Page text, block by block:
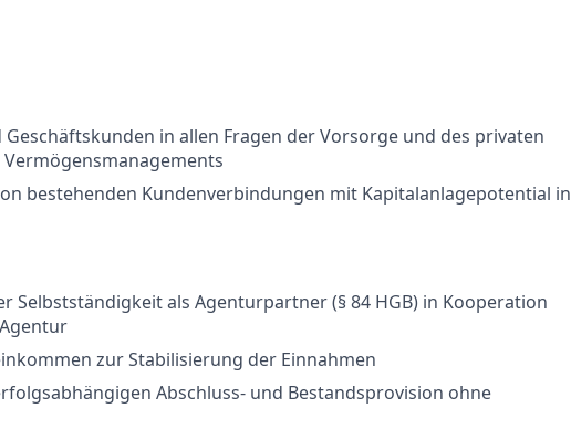
in allen Fragen der Vorsorge und des privaten
bestehenden Kundenverbindungen mit Kapitalanlagepotential in
Selbstständigkeit als Agenturpartner (§ 84 HGB) in Kooperation
zur Stabilisierung der Einnahmen
Abschluss- und Bestandsprovision ohne